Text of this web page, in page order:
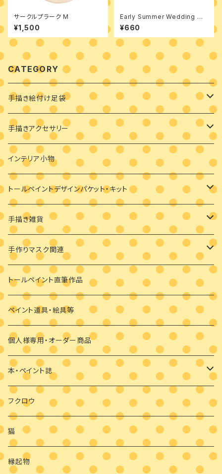
サークルプラーク M
¥1,500
Early Summer Wedding デ
ザインパケット
¥660
CATEGORY
手描き絵付け足袋
絵付け済み足袋
オーダーメイド絵付け足袋
手描きアクセサリー
ブローチ
バッグチャーム
耳飾り
ペンダント
その他
インテリア小物
トールペイントデザインパケット・キット
素材付きキット
ビギナーさま向け
デザインパケット
ビギナーさま向け
干支の羽子板
クリスマス
ウッドバーニング
素材のみ
手描き雑貨
メガネケース
その他
手作りマスク関連
手描き絵付けマスク
手作り布マスク
マスクブローチ
トールペイント直筆作品
ペイント道具・絵具等
個人様専用・オーダー商品
本・ペイント誌
日めくりカレンダーオハナとイロとフクロウと
フクロウ
猫
縁起物